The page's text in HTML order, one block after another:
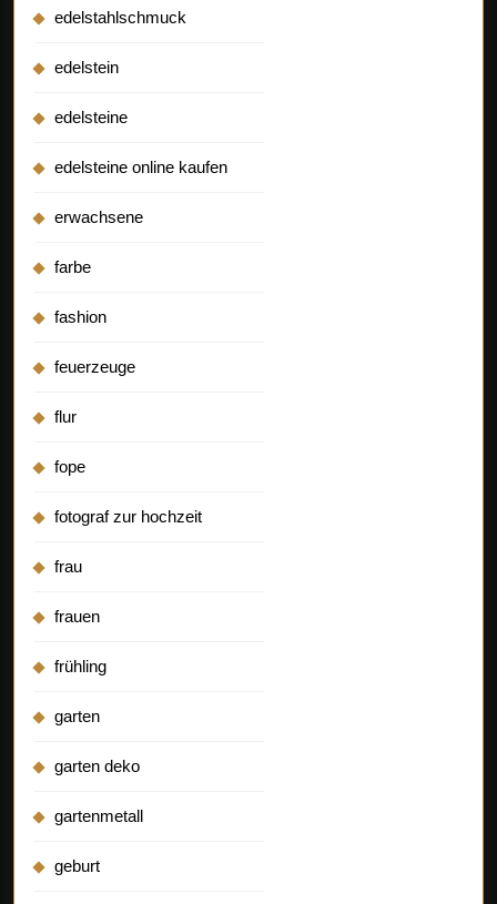
edelstahlschmuck
edelstein
edelsteine
edelsteine online kaufen
erwachsene
farbe
fashion
feuerzeuge
flur
fope
fotograf zur hochzeit
frau
frauen
frühling
garten
garten deko
gartenmetall
geburt